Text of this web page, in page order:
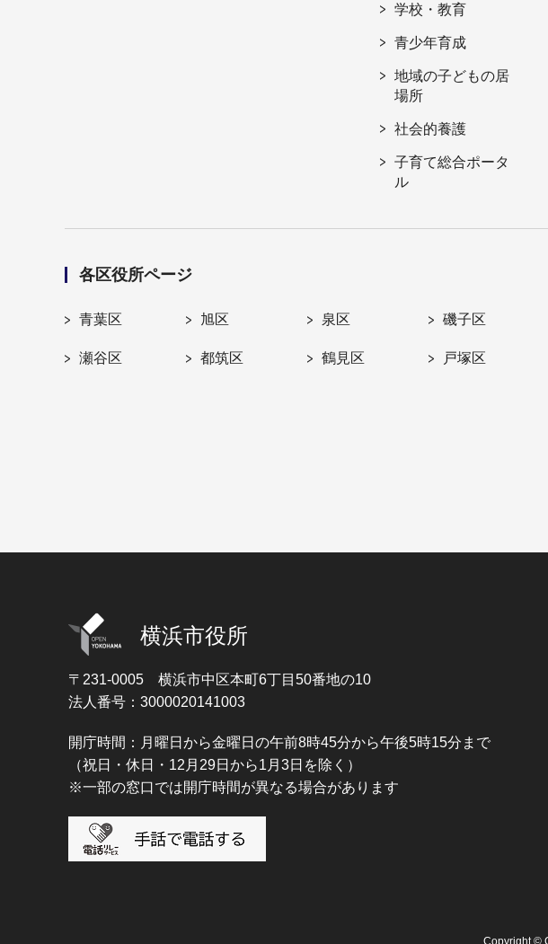
学校・教育
青少年育成
地域の子どもの居
場所
社会的養護
子育て総合ポータ
ル
各区役所ページ
青葉区 旭区 泉区 磯子区
瀬谷区 都筑区 鶴見区 戸塚区
横浜市役所
〒231-0005 横浜市中区本町6丁目50番地の10
法人番号：3000020141003
開庁時間：月曜日から金曜日の午前8時45分から午後5時15分まで
（祝日・休日・12月29日から1月3日を除く）
※一部の窓口では開庁時間が異なる場合があります
Copyright ©